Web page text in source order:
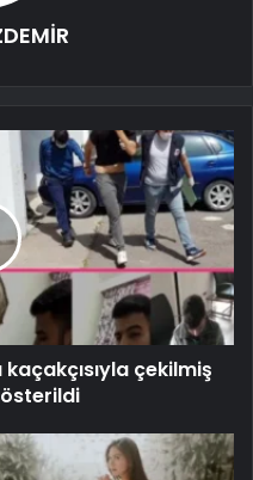
çekilmiş